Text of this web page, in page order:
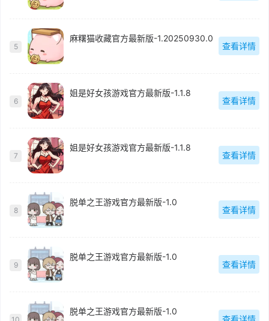
5
麻糬猫收藏官方最新版-1.20250930.0
查看详情
6
姐是好女孩游戏官方最新版-1.1.8
查看详情
7
姐是好女孩游戏官方最新版-1.1.8
查看详情
8
脱单之王游戏官方最新版-1.0
查看详情
9
脱单之王游戏官方最新版-1.0
查看详情
脱单之王游戏官方最新版-1.0
查看详情